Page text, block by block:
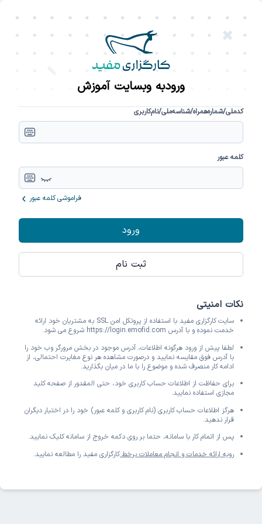
ورودبه وبسایت آموزش
کدملی/شماره‌همراه/شناسه‌ملی/نام‌کاربری
کلمه عبور
فراموشی کلمه‌ عبور
ورود
ثبت نام
نکات امنیتی
سایت کارگزاری مفید با استفاده از پروتکل امن SSL به مشتریان خود ارائه
خدمت نموده و با آدرس https://login.emofid.com شروع می شود.
لطفا پیش از ورود هرگونه اطلاعات، آدرس موجود در بخش مرورگر وب خود را
با آدرس فوق مقایسه نمایید و درصورت مشاهده هر نوع مغایرت احتمالی، از
ادامه کار منصرف شده و موضوع را با ما در میان بگذارید.
برای حفاظت از اطلاعات حساب کاربری خود، حتی المقدور از صفحه کلید
مجازی استفاده نمایید.
هرگز اطلاعات حساب کاربری (نام کاربری و کلمه عبور) خود را در اختیار دیگران
قرار ندهید.
پس از اتمام کار با سامانه، حتما بر روی دکمه خروج از سامانه کلیک نمایید.
رویه ارائه خدمات و انجام معاملات برخطکارگزاری مفید را مطالعه نمایید.